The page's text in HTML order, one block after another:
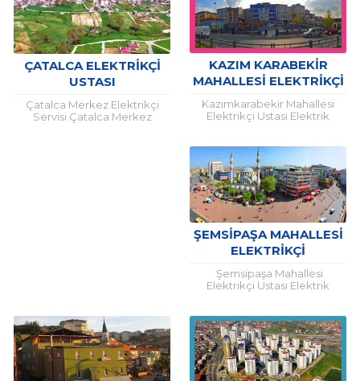
alışveriş...
ÇATALCA ELEKTRIKÇI
USTASI
Çatalca Merkez Elektrikçi
Servisi Çatalca Merkez
KAZIM KARABEKIR
MAHALLESI ELEKTRIKÇI
Kazımkarabekir Mahallesi
Elektrikçi Ustası Elektrik
desteği almak şarttır. Çünkü
elektrik, hayati önem
taşıması...
ŞEMSIPAŞA MAHALLESI
ELEKTRIKÇI
Şemsipaşa Mahallesi
Elektrikçi Ustası Elektrik
desteği almak şarttır. Çünkü
elektrik, hayati önem
taşıması...